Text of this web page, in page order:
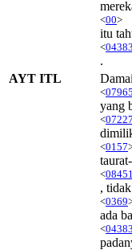
<00>
itu
<04383
.
AYT ITL
<07965
yang
<07227
<0157
<08451
, tidak
<0369
ada
<04383